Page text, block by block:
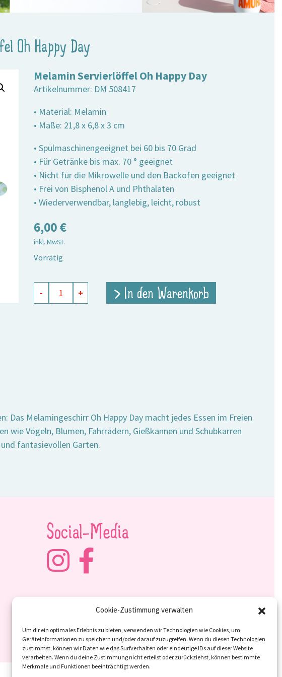
Cookie-Zustimmung verwalten
Um dir ein optimales Erlebnis zu bieten, verwenden wir Technologien wie Cookies, um
Geräteinformationen zu speichern und/oder darauf zuzugreifen. Wenn du diesen Technologien
zustimmst, können wir Daten wie das Surfverhalten oder eindeutige IDs auf dieser Website
verarbeiten. Wenn du deine Zustimmung nicht erteilst oder zurückziehst, können bestimmte
Merkmale und Funktionen beeinträchtigt werden.
Oh Happy Day
Melamin Servierlöffel Oh Happy Day
Artikelnummer: DM 508417
• Material: Melamin
• Maße: 21,8 x 6,8 x 3 cm
• Spülmaschinengeeignet bei 60 bis 70 Grad
• Für Getränke bis max. 70 ° geeignet
• Nicht für die Mikrowelle und den Backofen geeignet
• Frei von Bisphenol A und Phthalaten
• Wiederverwendbar, langlebig, leicht, robust
6,00€
inkl. MwSt.
Vorrätig
Melamin
Servierlöffel
- + > In den Warenkorb
Das Melamingeschirr Oh Happy Day macht jedes Essen im Freien
Vögeln, Blumen, Fahrrädern, Gießkannen und Schubkarren
fantasievollen Garten.
Social-Media